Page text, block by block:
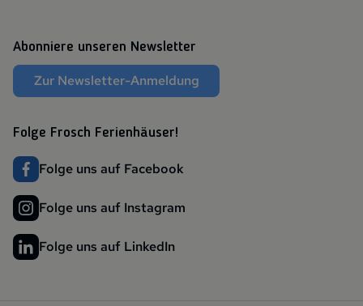
Abonniere unseren Newsletter
Zur Newsletter-Anmeldung
Folge Frosch Ferienhäuser!
Folge uns auf Facebook
Folge uns auf Instagram
Folge uns auf LinkedIn